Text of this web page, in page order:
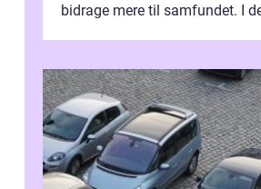
bidrage mere til samfundet. I